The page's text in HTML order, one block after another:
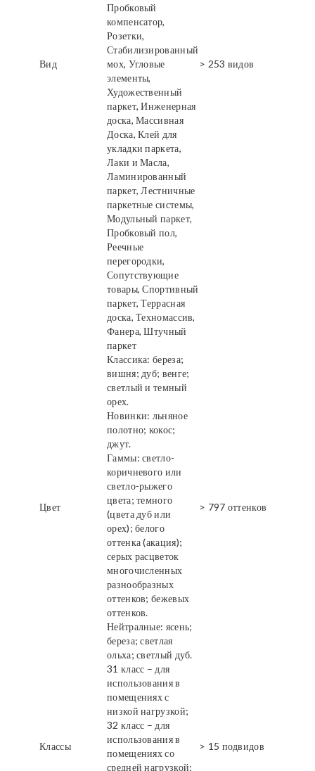
Вид
Пробковый
компенсатор,
Розетки,
Стабилизированный
мох, Угловые
элементы,
Художественный
паркет, Инженерная
доска, Массивная
Доска, Клей для
укладки паркета,
Лаки и Масла,
Ламинированный
паркет, Лестничные
паркетные системы,
Модульный паркет,
Пробковый пол,
Реечные
перегородки,
Сопутствующие
товары, Спортивный
паркет, Террасная
доска, Техномассив,
Фанера, Штучный
паркет
> 253 видов
Цвет
Классика: береза;
вишня; дуб; венге;
светлый и темный
орех.
Новинки: льняное
полотно; кокос;
джут.
Гаммы: светло-
коричневого или
светло-рыжего
цвета; темного
(цвета дуб или
орех); белого
оттенка (акация);
серых расцветок
многочисленных
разнообразных
оттенков; бежевых
оттенков.
Нейтралные: ясень;
береза; светлая
ольха; светлый дуб.
> 797 оттенков
Классы
31 класс – для
использования в
помещениях с
низкой нагрузкой;
32 класс – для
использования в
помещениях со
средней нагрузкой;
> 15 подвидов